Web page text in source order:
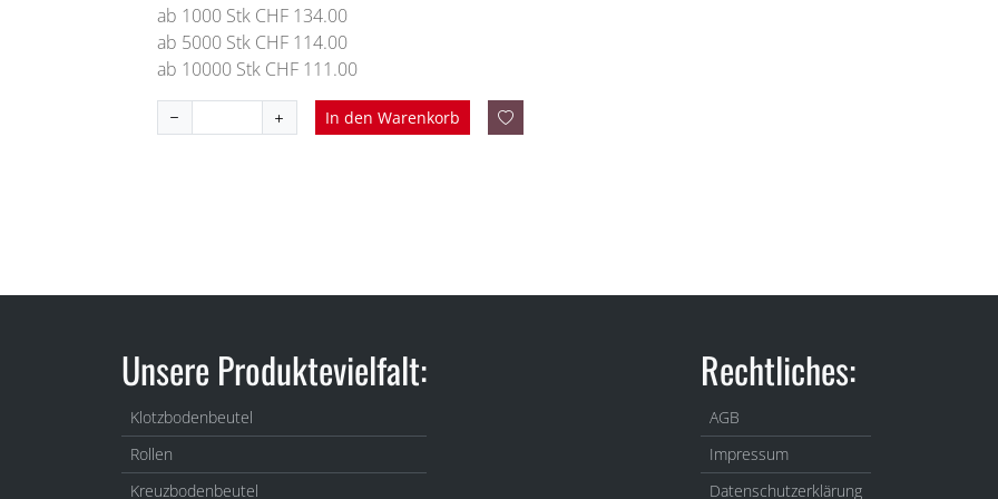
ab 1000 Stk CHF 134.00
ab 5000 Stk CHF 114.00
ab 10000 Stk CHF 111.00
In den Warenkorb
Unsere Produktevielfalt:
Klotzbodenbeutel
Rollen
Kreuzbodenbeutel
Rechtliches:
AGB
Impressum
Datenschutzerklärung